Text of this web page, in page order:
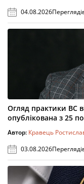
04.08.2026
Огляд практики ВС
опублікована з 25
Автор: Кравець
03.08.2026